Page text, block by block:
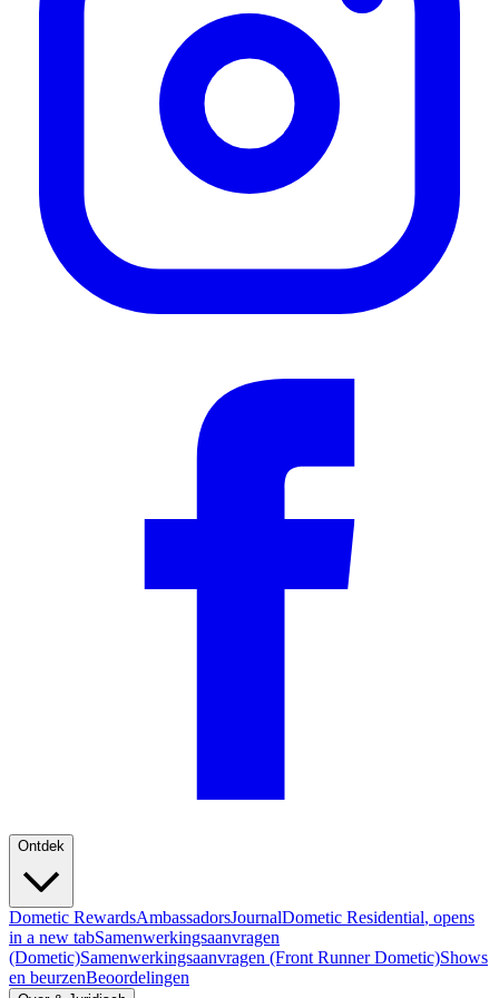
Ontdek
Dometic RewardsAmbassadorsJournalDometic Residential, opens
in a new tabSamenwerkingsaanvragen
(Dometic)Samenwerkingsaanvragen (Front Runner Dometic)Shows
en beurzenBeoordelingen